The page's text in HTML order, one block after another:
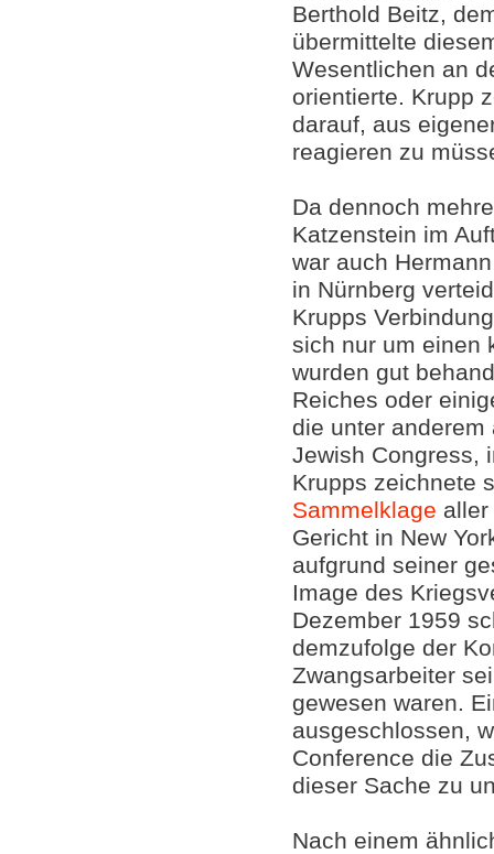
Berthold Beitz,
übermittelte
Wesentlichen an
orientierte. Krupp
darauf, aus
reagieren zu
Da dennoch
Katzenstein im
war auch
in Nürnberg
Krupps
sich nur um einen
wurden gut
Reiches oder
die unter
Jewish Congress,
Krupps zeichnete
Sammelklage
Gericht in New
aufgrund seiner
Image des
Dezember 1959
demzufolge der
Zwangsarbeiter
gewesen waren.
ausgeschlossen,
Conference die
dieser Sache zu
Nach einem